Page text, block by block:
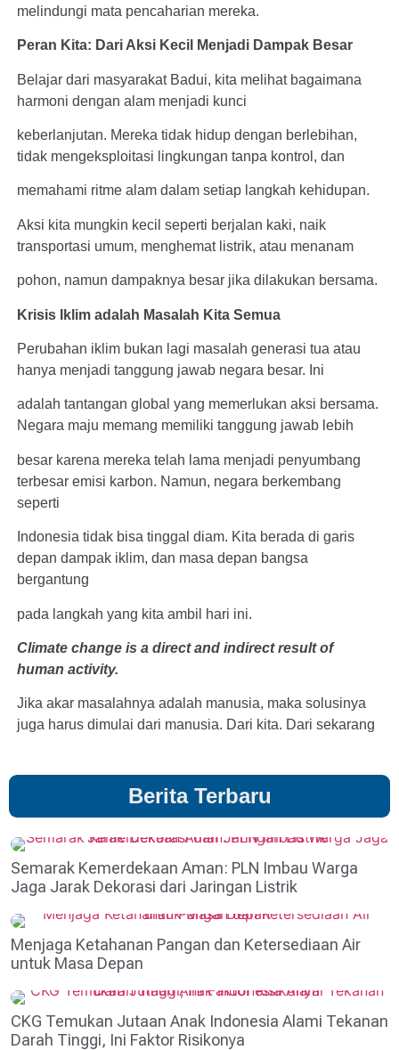
melindungi mata pencaharian mereka.
Peran Kita: Dari Aksi Kecil Menjadi Dampak Besar
Belajar dari masyarakat Badui, kita melihat bagaimana
harmoni dengan alam menjadi kunci
keberlanjutan. Mereka tidak hidup dengan berlebihan,
tidak mengeksploitasi lingkungan tanpa kontrol, dan
memahami ritme alam dalam setiap langkah kehidupan.
Aksi kita mungkin kecil seperti berjalan kaki, naik
transportasi umum, menghemat listrik, atau menanam
pohon, namun dampaknya besar jika dilakukan bersama.
Krisis Iklim adalah Masalah Kita Semua
Perubahan iklim bukan lagi masalah generasi tua atau
hanya menjadi tanggung jawab negara besar. Ini
adalah tantangan global yang memerlukan aksi bersama.
Negara maju memang memiliki tanggung jawab lebih
besar karena mereka telah lama menjadi penyumbang
terbesar emisi karbon. Namun, negara berkembang
seperti
Indonesia tidak bisa tinggal diam. Kita berada di garis
depan dampak iklim, dan masa depan bangsa
bergantung
pada langkah yang kita ambil hari ini.
Climate change is a direct and indirect result of
human activity.
Jika akar masalahnya adalah manusia, maka solusinya
juga harus dimulai dari manusia. Dari kita. Dari sekarang
Berita Terbaru
Semarak Kemerdekaan Aman: PLN Imbau Warga
Jaga Jarak Dekorasi dari Jaringan Listrik
Menjaga Ketahanan Pangan dan Ketersediaan Air
untuk Masa Depan
CKG Temukan Jutaan Anak Indonesia Alami Tekanan
Darah Tinggi, Ini Faktor Risikonya